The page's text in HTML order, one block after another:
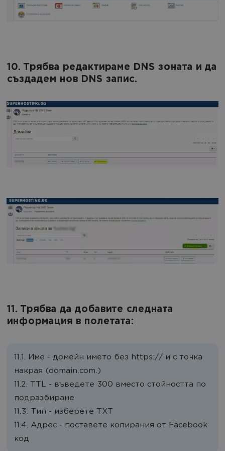
10. Трябва редактираме DNS зоната и да
създадем нов DNS запис.
11. Трябва да добавите следната
информация в полетата:
11.1. Име - домейн името без https:// и с точка
накрая (domain.com.)
11.2. TTL - въведете 300 вместо стойността по
подразбиране
11.3. Тип - изберете TXT
11.4. Адрес - поставете копирания от Facebook
код